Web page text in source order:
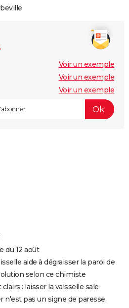
Voir un exemple
Voir un exemple
Voir un exemple
du 12 août
aide à dégraisser la paroi de
selon ce chimiste
: laisser la vaisselle sale
n'est pas un signe de paresse,